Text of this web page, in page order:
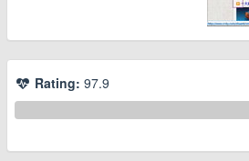
Rating: 97.9